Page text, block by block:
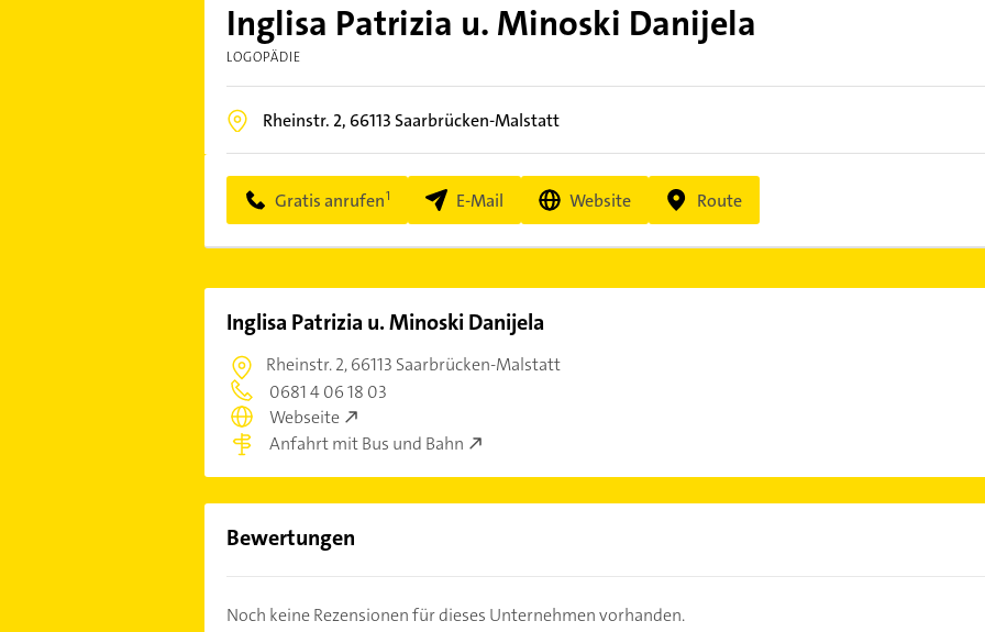
Inglisa Patrizia u. Minoski Danijela
LOGOPÄDIE
Rheinstr. 2, 66113 Saarbrücken-Malstatt
Gratis anrufen E-Mail Website Route
Inglisa Patrizia u. Minoski Danijela
Rheinstr. 2,66113 Saarbrücken-Malstatt
0681 4 06 18 03
Webseite
Anfahrt mit Bus und Bahn
Bewertungen
Noch keine Rezensionen für dieses Unternehmen vorhanden.